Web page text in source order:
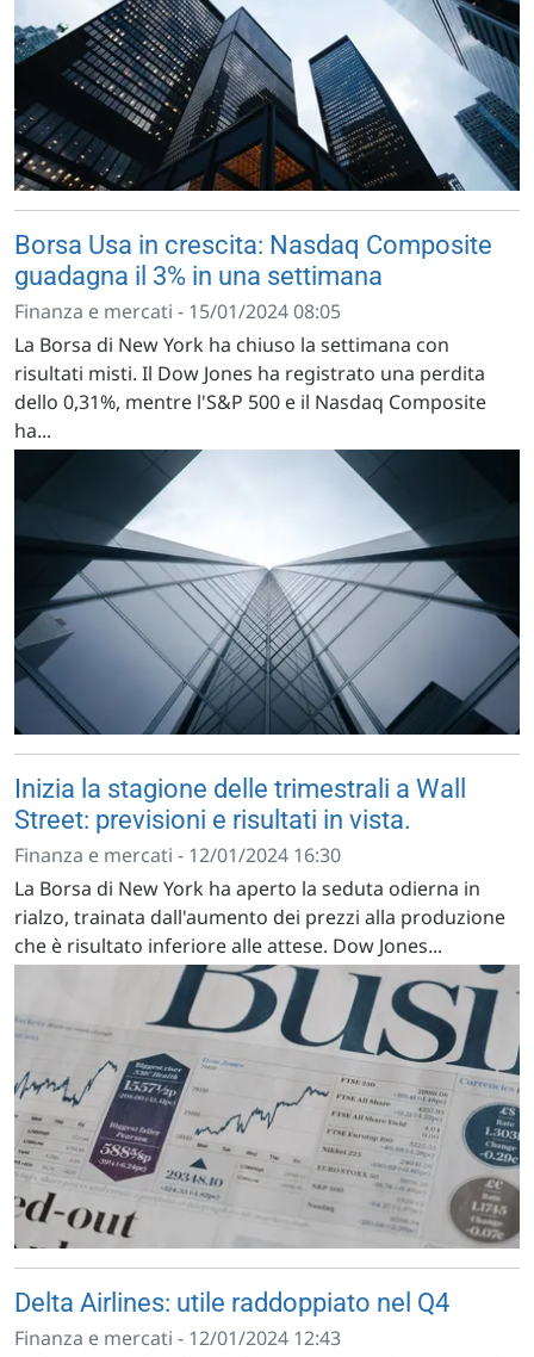
Borsa Usa in crescita: Nasdaq Composite
guadagna il 3% in una settimana
Finanza e mercati - 15/01/2024 08:05
La Borsa di New York ha chiuso la settimana con
risultati misti. Il Dow Jones ha registrato una perdita
dello 0,31%, mentre l'S&P 500 e il Nasdaq Composite
ha...
Inizia la stagione delle trimestrali a Wall
Street: previsioni e risultati in vista.
Finanza e mercati - 12/01/2024 16:30
La Borsa di New York ha aperto la seduta odierna in
rialzo, trainata dall'aumento dei prezzi alla produzione
che è risultato inferiore alle attese. Dow Jones...
Delta Airlines: utile raddoppiato nel Q4
Finanza e mercati - 12/01/2024 12:43